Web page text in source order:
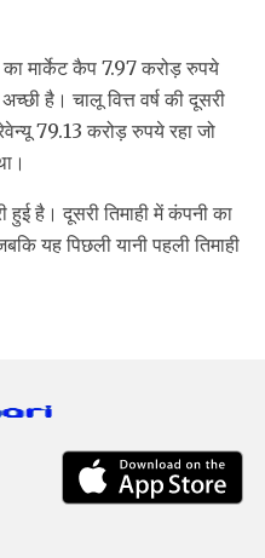
मार्केट कैप 7.97 करोड़ रुपये
है। चालू वित्त वर्ष की दूसरी
79.13 करोड़ रुपये रहा जो
हुई है। दूसरी तिमाही में कंपनी का
यह पिछली यानी पहली तिमाही